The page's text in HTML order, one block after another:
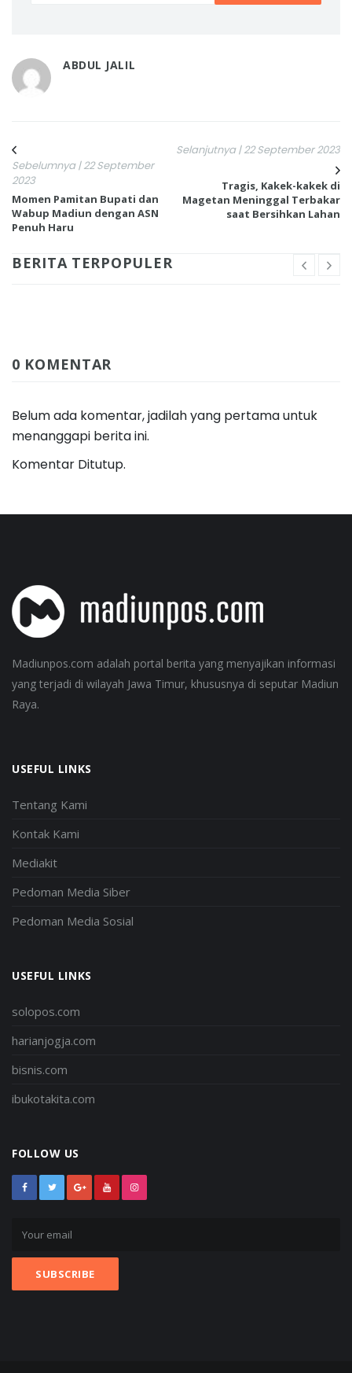
ABDUL JALIL
Sebelumnya | 22 September
2023
Momen Pamitan Bupati dan
Wabup Madiun dengan ASN
Penuh Haru
Selanjutnya | 22 September 2023
Tragis, Kakek-kakek di
Magetan Meninggal Terbakar
saat Bersihkan Lahan
BERITA TERPOPULER
0 KOMENTAR
Belum ada komentar, jadilah yang pertama untuk
menanggapi berita ini.
Komentar Ditutup.
Madiunpos.com adalah portal berita yang menyajikan informasi
yang terjadi di wilayah Jawa Timur, khususnya di seputar Madiun
Raya.
USEFUL LINKS
Tentang Kami
Kontak Kami
Mediakit
Pedoman Media Siber
Pedoman Media Sosial
USEFUL LINKS
solopos.com
harianjogja.com
bisnis.com
ibukotakita.com
FOLLOW US